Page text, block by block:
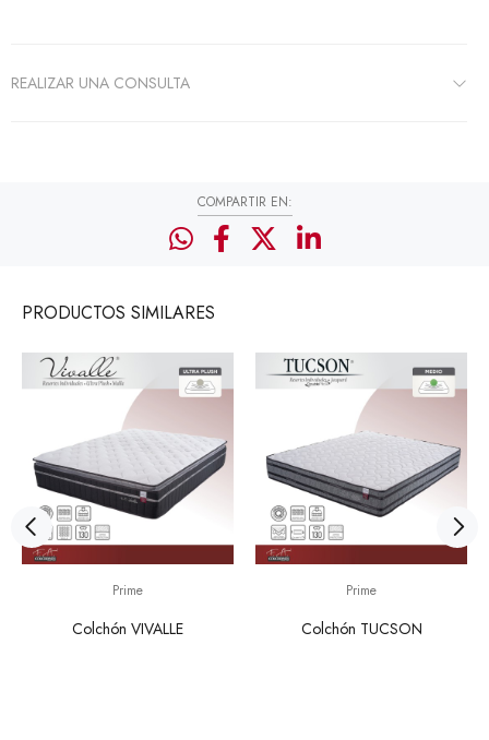
REALIZAR UNA CONSULTA
COMPARTIR EN:
PRODUCTOS SIMILARES
Prime
Colchón VIVALLE
Prime
Colchón TUCSON